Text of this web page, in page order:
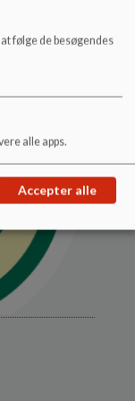
følge de besøgendes
alle apps.
Accepter alle